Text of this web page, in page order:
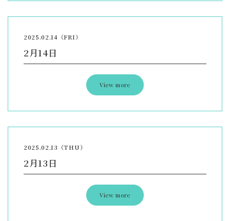
2025.02.14（FRI）
2月14日
View more
2025.02.13（THU）
2月13日
View more